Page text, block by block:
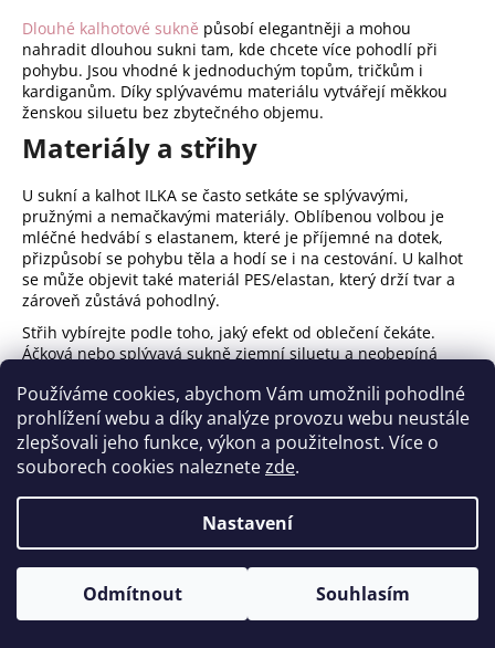
Používáme cookies, abychom Vám umožnili pohodlné
prohlížení webu a díky analýze provozu webu neustále
zlepšovali jeho funkce, výkon a použitelnost. Více o
souborech cookies naleznetezde.
Nastavení
Odmítnout Souhlasím
Dlouhé kalhotové sukně působí elegantněji a mohou
nahradit dlouhou sukni tam, kde chcete více pohodlí při
pohybu. Jsou vhodné k jednoduchým topům, tričkům i
kardiganům. Díky splývavému materiálu vytvářejí měkkou
ženskou siluetu bez zbytečného objemu.
Materiály a střihy
U sukní a kalhot ILKA se často setkáte se splývavými,
pružnými a nemačkavými materiály. Oblíbenou volbou je
mléčné hedvábí s elastanem, které je příjemné na dotek,
přizpůsobí se pohybu těla a hodí se i na cestování. U kalhot
se může objevit také materiál PES/elastan, který drží tvar a
zároveň zůstává pohodlný.
Střih vybírejte podle toho, jaký efekt od oblečení čekáte.
Áčková nebo splývavá sukně zjemní siluetu a neobepíná
prodlužují nohy. Vyšší pas zvýrazní nejužší část těla a
pružný pas pomáhá tomu, aby model netlačil ani při delším
nošení.
S čím kombinovat sukně a
kalhoty
Pro jednoduchý denní outfit stačí sukni nebo kalhotovou
sukni doplnit jednobarevným vrškem. Vhodnou volbou jsou
trička a topy, které se snadno kombinují s výraznými i
jednobarevnými spodními díly. Pokud chcete outfit zjemnit